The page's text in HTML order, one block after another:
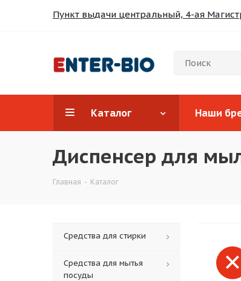
Пункт выдачи центральный, 4-ая
Каталог Наши
Диспенсер для
Главная - Каталог
Средства для стирки
Средства для мытья
посуды